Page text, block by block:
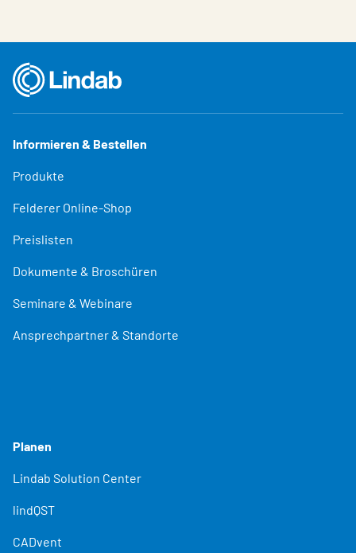
Informieren & Bestellen
Produkte
Felderer Online-Shop
Preislisten
Dokumente & Broschüren
Seminare & Webinare
Ansprechpartner & Standorte
Planen
Lindab Solution Center
lindQST
CADvent